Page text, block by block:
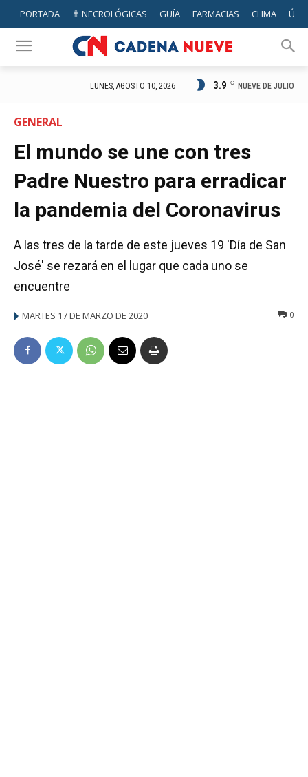
PORTADA ✟ NECROLÓGICAS GUÍA FARMACIAS CLIMA
LUNES, AGOSTO 10, 2026 3.9 C NUEVE DE JULIO
GENERAL
El mundo se une con tres
Padre Nuestro para erradicar
la pandemia del Coronavirus
A las tres de la tarde de este jueves 19 'Día de San
José' se rezará en el lugar que cada uno se
encuentre
MARTES 17 DE MARZO DE 2020 0